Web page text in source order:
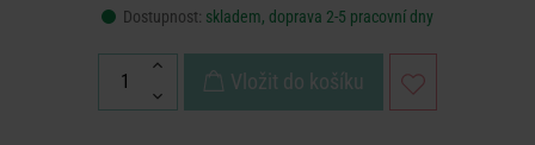
Dostupnost: skladem, doprava 2-5 pracovní dny
Vložit do košíku